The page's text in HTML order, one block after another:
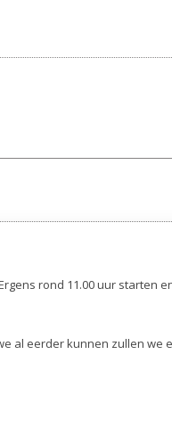
rond 11.00 uur starten
al eerder kunnen zullen we